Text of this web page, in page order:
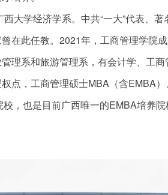
大学经济学系。中共“一大”代表、
在此任教。2021年，工商管理学院
理系和旅游管理系，有会计学、工
点，工商管理硕士MBA（含EMBA
，也是目前广西唯一的EMBA培养院